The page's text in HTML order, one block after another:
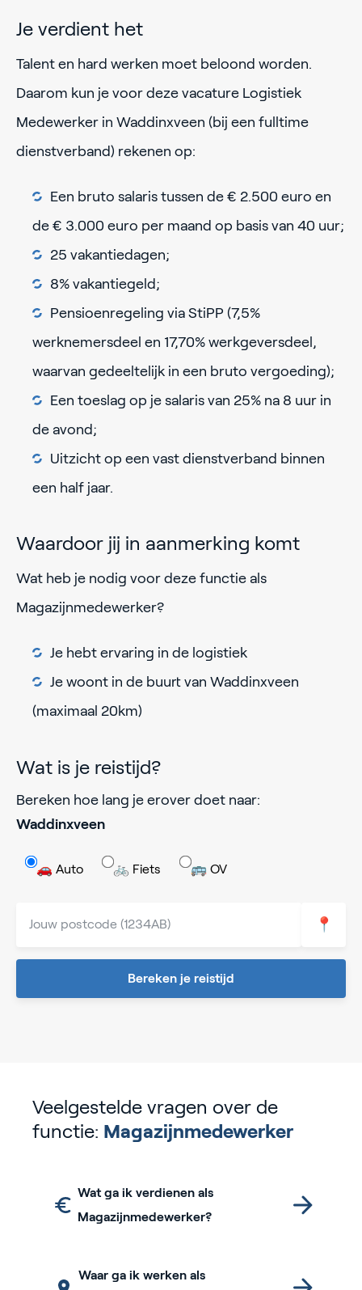
Je verdient het
Talent en hard werken moet beloond worden.
Daarom kun je voor deze vacature Logistiek
Medewerker in Waddinxveen (bij een fulltime
dienstverband) rekenen op:
Een bruto salaris tussen de € 2.500 euro en
de € 3.000 euro per maand op basis van 40 uur;
25 vakantiedagen;
8% vakantiegeld;
Pensioenregeling via StiPP (7,5%
werknemersdeel en 17,70% werkgeversdeel,
waarvan gedeeltelijk in een bruto vergoeding);
Een toeslag op je salaris van 25% na 8 uur in
de avond;
Uitzicht op een vast dienstverband binnen
een half jaar.
Waardoor jij in aanmerking komt
Wat heb je nodig voor deze functie als
Magazijnmedewerker?
Je hebt ervaring in de logistiek
Je woont in de buurt van Waddinxveen
(maximaal 20km)
Wat is je reistijd?
Bereken hoe lang je erover doet naar:
Waddinxveen
🚗 Auto 🚲 Fiets 🚌 OV
📍
Bereken je reistijd
Veelgestelde vragen over de
functie: Magazijnmedewerker
Wat ga ik verdienen als
Magazijnmedewerker?
Waar ga ik werken als